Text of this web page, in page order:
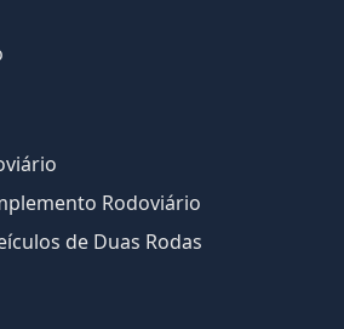
Rodoviário
de Duas Rodas